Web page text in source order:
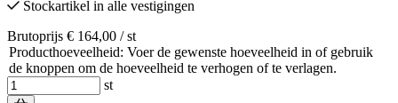
Stockartikel in alle vestigingen
Brutoprijs € 164,00 / st
Producthoeveelheid: Voer de gewenste hoeveelheid in of gebruik
de knoppen om de hoeveelheid te verhogen of te verlagen.
st